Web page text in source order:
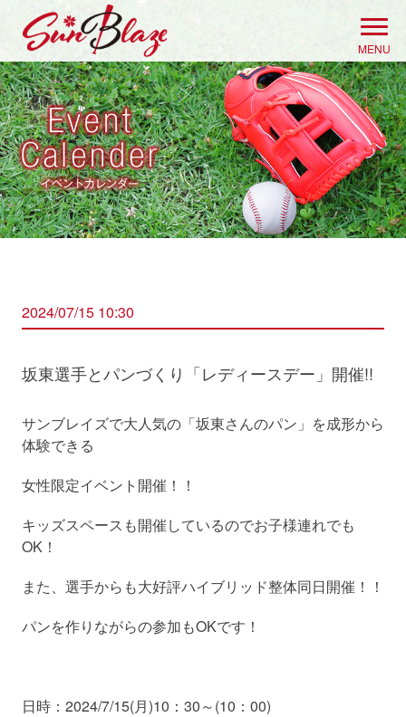
content
MENU
2024/07/15 10:30
坂東選手とパンづくり「レディースデー」開催!!
サンブレイズで大人気の「坂東さんのパン」を成形から
体験できる
女性限定イベント開催！！
キッズスペースも開催しているのでお子様連れでも
OK！
また、選手からも大好評ハイブリッド整体同日開催！！
パンを作りながらの参加もOKです！
日時：2024/7/15(月)10：30～(10：00)